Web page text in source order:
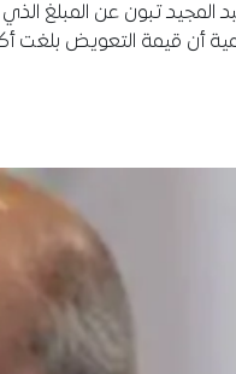
المجيد تبون عن المبلغ
أن قيمة التعويض بلغت أكثر